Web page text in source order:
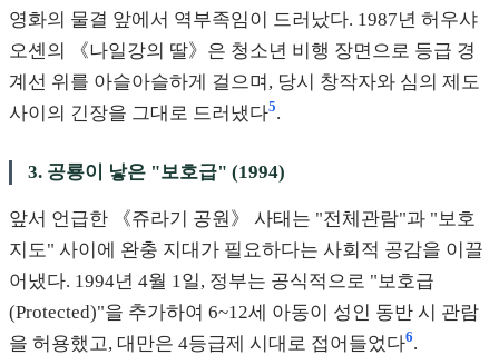
영화의 물결 앞에서 역부족임이 드러났다. 1987년 허우샤
오셴의 《나일강의 딸》은 청소년 비행 장면으로 등급 경
계선 위를 아슬아슬하게 걸으며, 당시 창작자와 심의 제도
사이의 긴장을 그대로 드러냈다5.
3. 공룡이 낳은 "보호급" (1994)
앞서 언급한 《쥬라기 공원》 사태는 "전체관람"과 "보호
지도" 사이에 완충 지대가 필요하다는 사회적 공감을 이끌
어냈다. 1994년 4월 1일, 정부는 공식적으로 "보호급
(Protected)"을 추가하여 6~12세 아동이 성인 동반 시 관람
을 허용했고, 대만은 4등급제 시대로 접어들었다6.